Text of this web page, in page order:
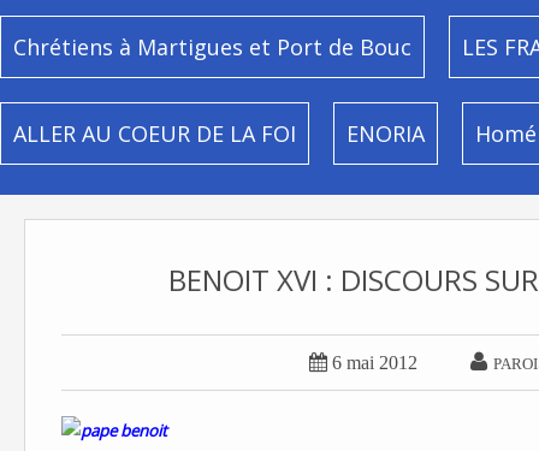
Chrétiens à Martigues et Port de Bouc LES
ALLER AU COEUR DE LA FOI ENORIA
BENOIT XVI : DISCOURS
 6 mai 2012 